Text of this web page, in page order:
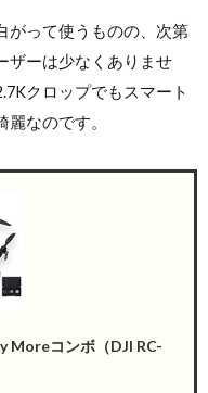
がって使うものの、次第
ザーは少なくありませ
クロップでもスマート
なのです。
Moreコンボ（DJI RC-